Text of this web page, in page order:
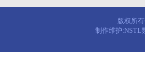
版权所
制作维护:NSTL